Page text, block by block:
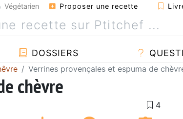
Végétarien Proposer une recette
DOSSIERS
Verrines provençales et espuma de
chèvre